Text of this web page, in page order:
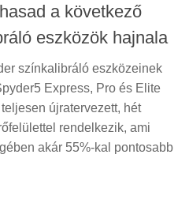
a következő
eszközök hajnala
színkalibráló eszközeinek
Express, Pro és Elite
újratervezett, hét
rendelkezik, ami
akár 55%-kal pontosabb